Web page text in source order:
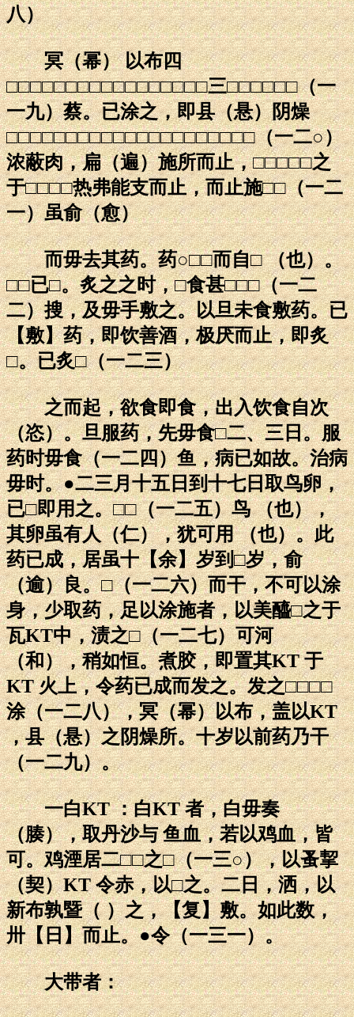
八）
冥（幂） 以布四
□□□□□□□□□□□□□□□□□三□□□□□□（一
一九）蔡。已涂之，即县（悬）阴燥
□□□□□□□□□□□□□□□□□□□□□（一二○）
浓蔽肉，扁（遍）施所而止，□□□□□之
于□□□□热弗能支而止，而止施□□（一二
一）虽俞（愈）
而毋去其药。药○□□而自□ （也）。
□□已□。炙之之时，□食甚□□□（一二
二）搜，及毋手敷之。以旦未食敷药。已
【敷】药，即饮善酒，极厌而止，即炙
□。已炙□（一二三）
之而起，欲食即食，出入饮食自次
（恣）。旦服药，先毋食□二、三日。服
药时毋食（一二四）鱼，病已如故。治病
毋时。●二三月十五日到十七日取鸟卵，
已□即用之。□□（一二五）鸟 （也），
其卵虽有人（仁），犹可用 （也）。此
药已成，居虽十【余】岁到□岁，俞
（逾）良。□（一二六）而干，不可以涂
身，少取药，足以涂施者，以美醯□之于
瓦KT中，渍之□（一二七）可河
（和），稍如恒。煮胶，即置其KT 于
KT 火上，令药已成而发之。发之□□□□
涂（一二八），冥（幂）以布，盖以KT
，县（悬）之阴燥所。十岁以前药乃干
（一二九）。
一白KT ：白KT 者，白毋奏
（腠），取丹沙与 鱼血，若以鸡血，皆
可。鸡湮居二□□之□（一三○），以蚤挈
（契）KT 令赤，以□之。二日，洒，以
新布孰暨（ ）之，【复】敷。如此数，
卅【日】而止。●令（一三一）。
大带者：